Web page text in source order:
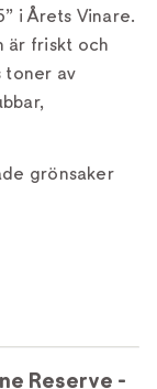
i Årets Vinare.
är friskt och
toner av
grönsaker
Reserve -